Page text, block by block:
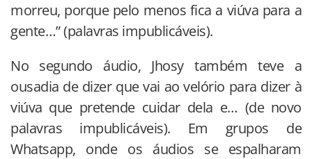
morreu, porque pelo menos fica a viúva para a
gente…” (palavras impublicáveis).
No segundo áudio, Jhosy também teve a
ousadia de dizer que vai ao velório para dizer à
viúva que pretende cuidar dela e… (de novo
palavras impublicáveis). Em grupos de
Whatsapp, onde os áudios se espalharam